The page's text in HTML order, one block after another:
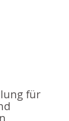
für